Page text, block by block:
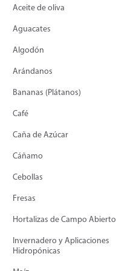
Aceite de oliva
Aguacates
Algodón
Arándanos
Bananas (Plátanos)
Café
Caña de Azúcar
Cáñamo
Cebollas
Fresas
Hortalizas de Campo Abierto
Invernadero y Aplicaciones
Hidropónicas